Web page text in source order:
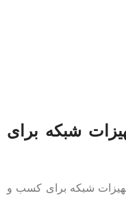
شبکه برای
شبکه برای کسب و